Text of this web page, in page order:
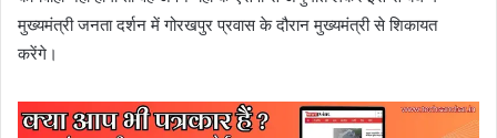
मुख्यमंत्री जनता दर्शन में गोरखपुर प्रवास के दौरान मुख्यमंत्री से शिकायत
करेंगे।